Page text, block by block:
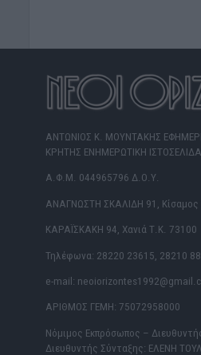
ΑΝΤΩΝΙΟΣ Κ. ΜΟΥΝΤΑΚΗΣ
ΚΡΗΤΗΣ ΕΝΗΜΕΡΩΤΙΚΗ
Α.Φ.Μ. 044965796 Δ.Ο.Υ.
ΑΝΑΓΝΩΣΤΗ ΣΚΑΛΙΔΗ 91, Κίσαμος
ΚΑΡΑΪΣΚΑΚΗ 94, Χανιά Τ.Κ. 73100
Τηλέφωνα: 28220 23615, 28210
e-mail:
ΑΡΙΘΜΟΣ ΓΕΜΗ: 75072958000
Νόμιμος Εκπρόσωπος –
Διευθυντής Σύνταξης: ΕΛΕΝΗ